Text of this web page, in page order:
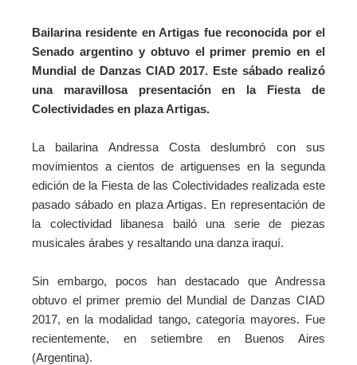
Bailarina residente en Artigas fue reconocida por el
Senado argentino y obtuvo el primer premio en el
Mundial de Danzas CIAD 2017. Este sábado realizó
una maravillosa presentación en la Fiesta de
Colectividades en plaza Artigas.
La bailarina Andressa Costa deslumbró con sus
movimientos a cientos de artiguenses en la segunda
edición de la Fiesta de las Colectividades realizada este
pasado sábado en plaza Artigas. En representación de
la colectividad libanesa bailó una serie de piezas
musicales árabes y resaltando una danza iraquí.
Sin embargo, pocos han destacado que Andressa
obtuvo el primer premio del Mundial de Danzas CIAD
2017, en la modalidad tango, categoría mayores. Fue
recientemente, en setiembre en Buenos Aires
(Argentina).